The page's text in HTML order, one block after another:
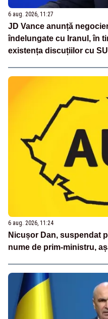
6 aug. 2026, 11:27
JD Vance anunță
îndelungate cu Iranul, în
existența discuțiilor cu
6 aug. 2026, 11:24
Nicușor Dan, suspendat
nume de prim-ministru,